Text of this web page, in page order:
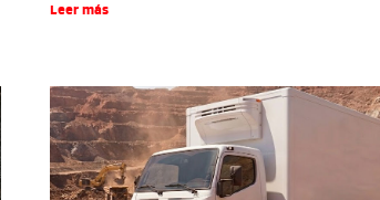
Leer más